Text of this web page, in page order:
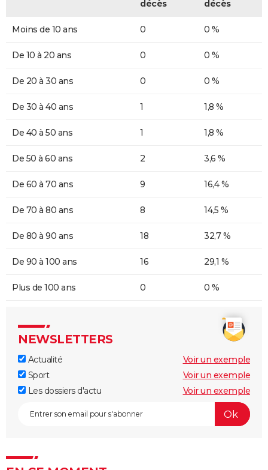
décès
décès
Moins de 10 ans 0 0 %
De 10 à 20 ans 0 0 %
De 20 à 30 ans 0 0 %
De 30 à 40 ans 1 1,8 %
De 40 à 50 ans 1 1,8 %
De 50 à 60 ans 2 3,6 %
De 60 à 70 ans 9 16,4 %
De 70 à 80 ans 8 14,5 %
De 80 à 90 ans 18 32,7 %
De 90 à 100 ans 16 29,1 %
Plus de 100 ans 0 0 %
NEWSLETTERS
Actualité
Voir un exemple
Sport
Voir un exemple
Les dossiers d'actu
Voir un exemple